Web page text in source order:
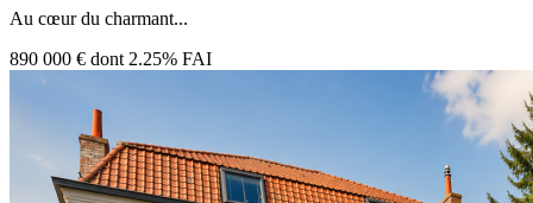
Au cœur du charmant...
890 000 € dont 2.25% FAI